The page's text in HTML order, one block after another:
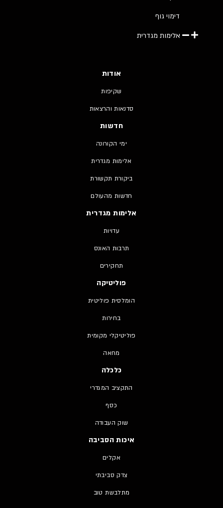
דימוי גוף
אלימות מגדרית
אודות
שקיפות
סדנאות והרצאות
חדשות
ימי הקורונה
אלימות מגדרית
ביקורת תקשורת
חדשות מהעולם
אלימות מגדרית
עדויות
תרבות האונס
תחקירים
פוליטיקה
הומלסית פוליטית
בחירות
פוליטיקלי מקומית
מחאה
כלכלה
התקציב המגדרי
כסף
שוק העבודה
איכות הסביבה
אקלים
צדק סביבתי
מתלבשת טוב